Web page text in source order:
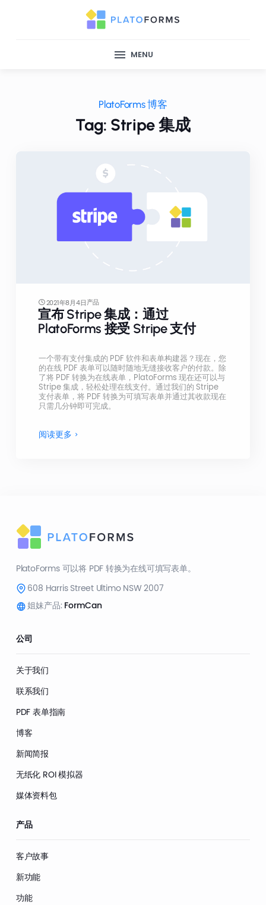
MENU
PlatoForms 博客
Tag: Stripe 集成
2021年8月4日产品
宣布 Stripe 集成：通过
PlatoForms 接受 Stripe 支付
一个带有支付集成的 PDF 软件和表单构建器？现在，您
的在线 PDF 表单可以随时随地无缝接收客户的付款。除
了将 PDF 转换为在线表单，PlatoForms 现在还可以与
Stripe 集成，轻松处理在线支付。通过我们的 Stripe
支付表单，将 PDF 转换为可填写表单并通过其收款现在
只需几分钟即可完成。
阅读更多
PlatoForms 可以将 PDF 转换为在线可填写表单。
608 Harris Street Ultimo NSW 2007
姐妹产品: FormCan
公司
关于我们
联系我们
PDF 表单指南
博客
新闻简报
无纸化 ROI 模拟器
媒体资料包
产品
客户故事
新功能
功能